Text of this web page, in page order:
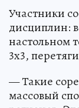
Участники
дисциплин:
настольном
3x3,
— Такие
массовый